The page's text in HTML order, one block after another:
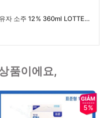
자 소주 12% 360ml LOTTE
yen/cam
품이에요,
5%